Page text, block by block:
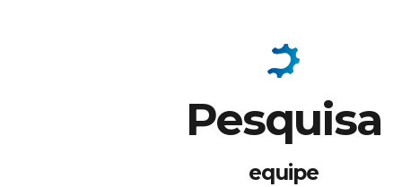
Pesquisa
equipe